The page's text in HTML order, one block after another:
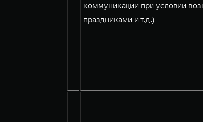
коммуникации при условии
праздниками и т.д.)